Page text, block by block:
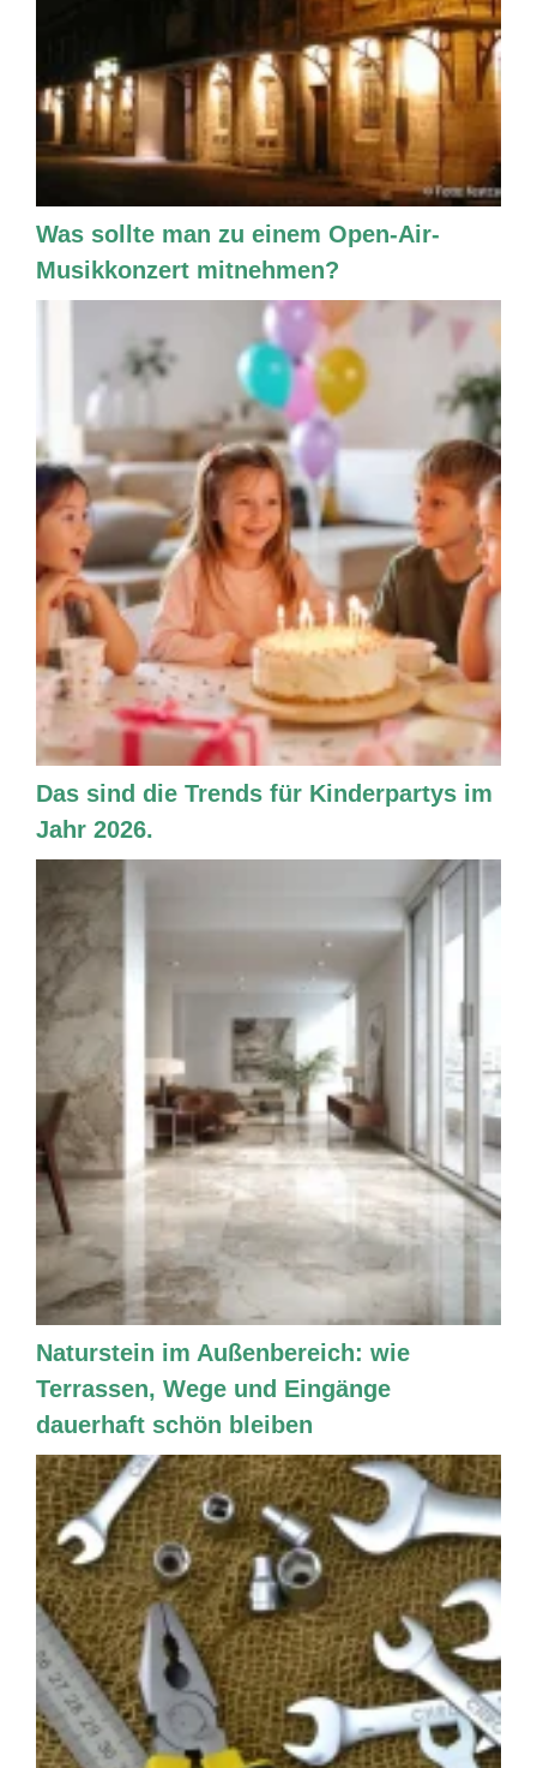
Was sollte man zu einem Open-Air-
Musikkonzert mitnehmen?
Das sind die Trends für Kinderpartys im
Jahr 2026.
Naturstein im Außenbereich: wie
Terrassen, Wege und Eingänge
dauerhaft schön bleiben